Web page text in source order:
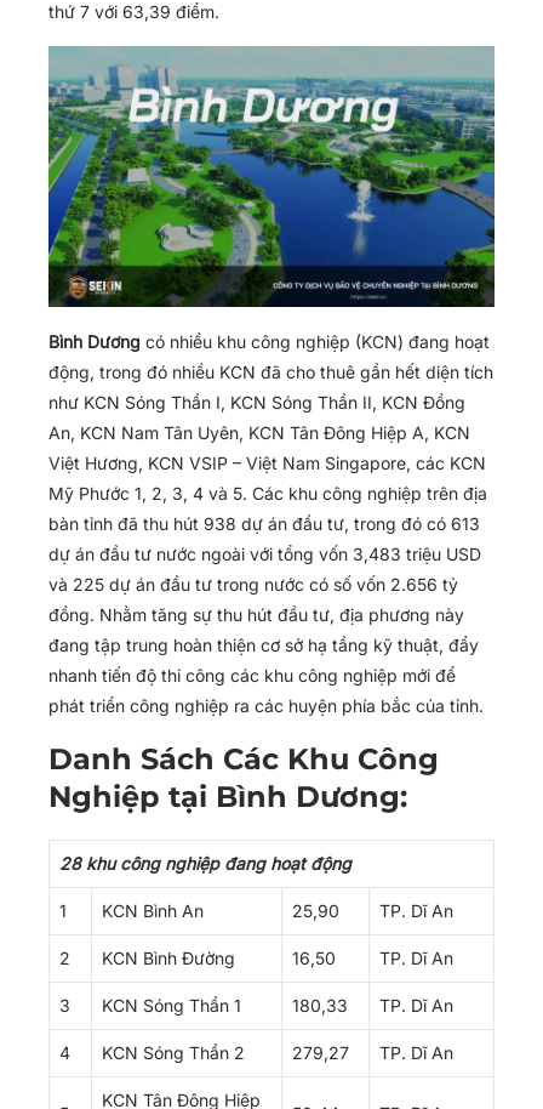
thứ 7 với 63,39 điểm.
Bình Dương có nhiều khu công nghiệp (KCN) đang hoạt
động, trong đó nhiều KCN đã cho thuê gần hết diện tích
như KCN Sóng Thần I, KCN Sóng Thần II, KCN Đồng
An, KCN Nam Tân Uyên, KCN Tân Đông Hiệp A, KCN
Việt Hương, KCN VSIP – Việt Nam Singapore, các KCN
Mỹ Phước 1, 2, 3, 4 và 5. Các khu công nghiệp trên địa
bàn tỉnh đã thu hút 938 dự án đầu tư, trong đó có 613
dự án đầu tư nước ngoài với tổng vốn 3,483 triệu USD
và 225 dự án đầu tư trong nước có số vốn 2.656 tỷ
đồng. Nhằm tăng sự thu hút đầu tư, địa phương này
đang tập trung hoàn thiện cơ sở hạ tầng kỹ thuật, đẩy
nhanh tiến độ thi công các khu công nghiệp mới để
phát triển công nghiệp ra các huyện phía bắc của tỉnh.
Danh Sách Các Khu Công
Nghiệp tại Bình Dương:
28 khu công nghiệp đang hoạt động
1 KCN Bình An 25,90 TP. Dĩ An
2 KCN Bình Đường 16,50 TP. Dĩ An
3 KCN Sóng Thần 1 180,33 TP. Dĩ An
4 KCN Sóng Thần 2 279,27 TP. Dĩ An
KCN Tân Đông Hiệp